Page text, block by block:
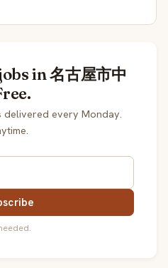
in 名古屋市中
delivered every Monday.